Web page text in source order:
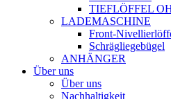
TIEFLÖFFEL
LADEMASCHINE
Front-
Schrägliegebügel
ANHÄNGER
Über uns
Über uns
Nachhaltigkeit